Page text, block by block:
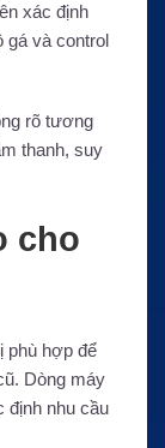
xác định
gá và control
rõ tương
thanh, suy
cho
phù hợp để
Dòng máy
định nhu cầu